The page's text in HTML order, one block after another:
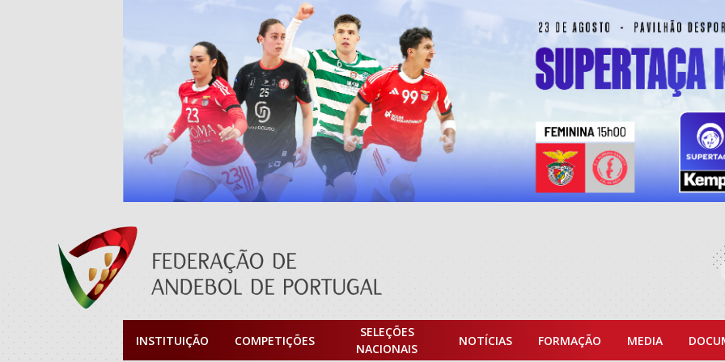
INSTITUIÇÃO COMPETIÇÕES
SELEÇÕES
NACIONAIS
NOTÍCIAS FORMAÇÃO MEDIA